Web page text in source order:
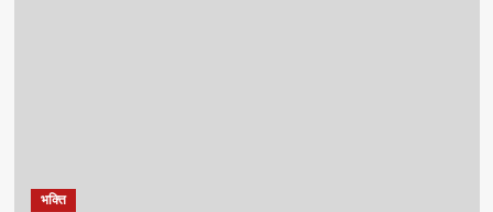
भक्ति